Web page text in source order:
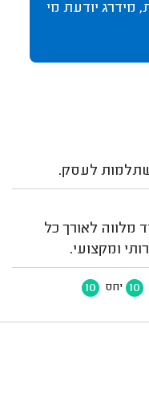
מידרג יודעת מי
לעסק.
מלווה לאורך כל
ומקצועי.
10 יחס 10